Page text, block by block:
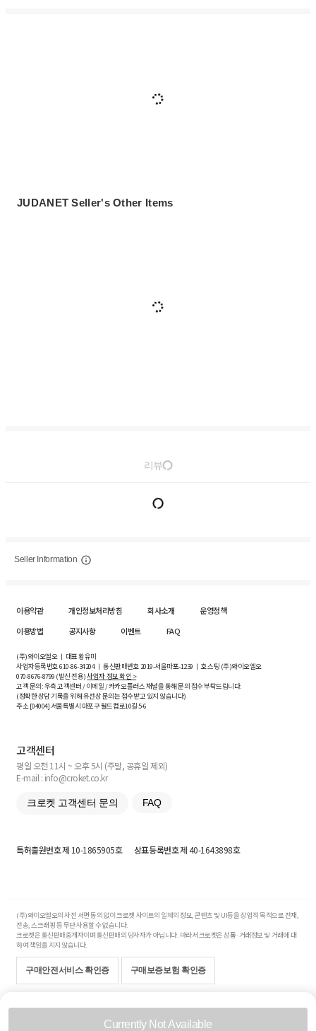
Currently Not Available
JUDANET Seller's Other Items
리뷰
Seller Information
이용약관 개인정보처리방침 회사소개
운영정책
이용방법
공지사항 이벤트 FAQ
(주)와이오엘오 ㅣ 대표 황유미
사업자등록번호610-86-34204ㅣ 통신판매번호 2019-서울마포-1239 ㅣ 호스팅 (주)와이오엘오
070-8676-8799 (발신 전용)사업자 정보 확인 >
고객 문의: 우측 고객센터 / 이메일 / 카카오플러스 채널을 통해 문의 접수 부탁드립니다.
(정확한 상담 기록을 위해 유선상 문의는 접수받고 있지 않습니다)
주소 [04004] 서울특별시 마포구 월드컵로10길5-6
고객센터
평일 오전 11시 ~ 오후 5시 (주말, 공휴일 제외)
E-mail : info@croket.co.kr
크로켓 고객센터 문의 FAQ
특허출원번호제 10-1865905호 상표등록번호제 40-1643898호
(주)와이오엘오의 사전 서면 동의 없이 크로켓 사이트의 일체의 정보, 콘텐츠 및 UI등을 상업적 목적으로 전재,
전송, 스크래핑 등 무단 사용할 수 없습니다.
크로켓은 통신판매중개자이며 통신판매의 당사자가 아닙니다. 따라서 크로켓은 상품·거래정보 및 거래에 대
하여 책임을 지지 않습니다.
구매안전서비스 확인증 구매보증보험 확인증